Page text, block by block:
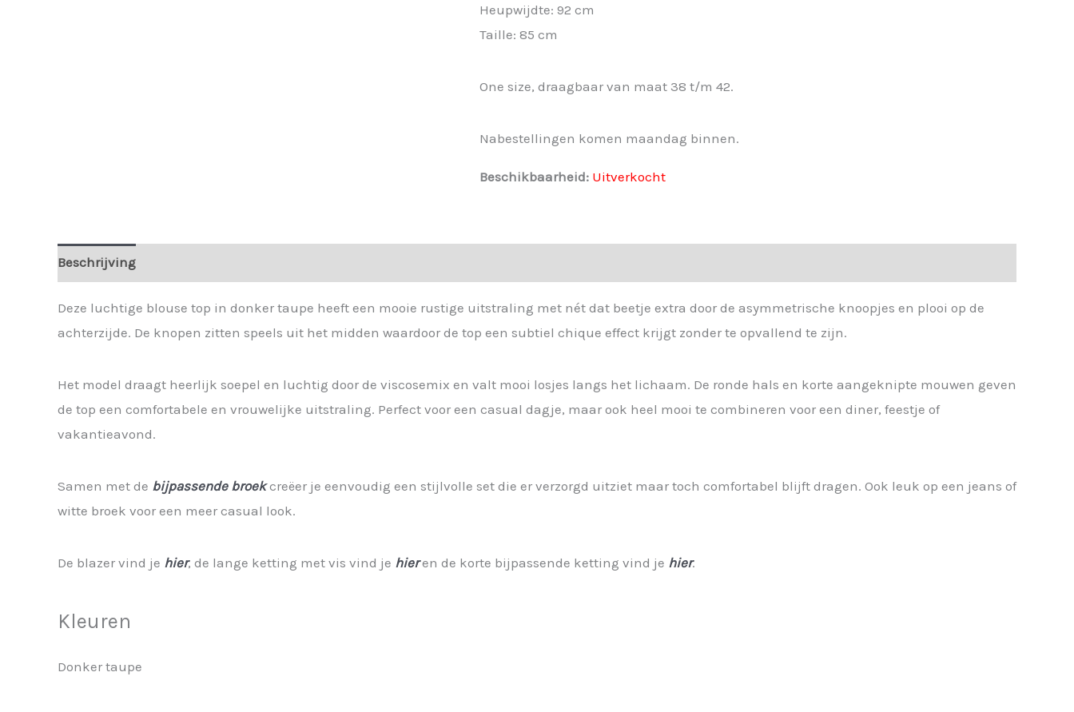
Heupwijdte: 92 cm
Taille: 85 cm
One size, draagbaar van maat 38 t/m 42.
Nabestellingen komen maandag binnen.
Beschikbaarheid: Uitverkocht
Beschrijving
Deze luchtige blouse top in donker taupe heeft een mooie rustige uitstraling met nét dat beetje extra door de asymmetrische knoopjes en plooi op de
achterzijde. De knopen zitten speels uit het midden waardoor de top een subtiel chique effect krijgt zonder te opvallend te zijn.
Het model draagt heerlijk soepel en luchtig door de viscosemix en valt mooi losjes langs het lichaam. De ronde hals en korte aangeknipte mouwen geven
de top een comfortabele en vrouwelijke uitstraling. Perfect voor een casual dagje, maar ook heel mooi te combineren voor een diner, feestje of
vakantieavond.
Samen met de bijpassende broek creëer je eenvoudig een stijlvolle set die er verzorgd uitziet maar toch comfortabel blijft dragen. Ook leuk op een jeans of
witte broek voor een meer casual look.
De blazer vind je hier, de lange ketting met vis vind je hieren de korte bijpassende ketting vind je hier.
Kleuren
Donker taupe